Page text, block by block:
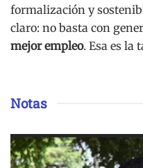
formalización y
claro: no basta con
mejor empleo. Esa es la
Notas